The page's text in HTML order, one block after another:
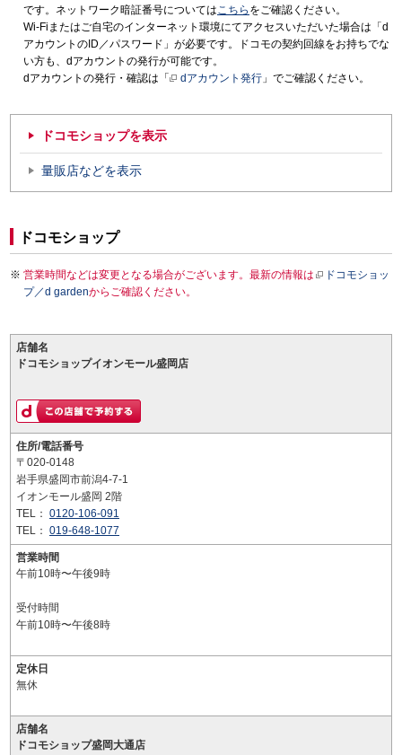
です。ネットワーク暗証番号についてはこちら をご確認ください。
Wi-Fiまたはご自宅のインターネット環境にてアクセスいただいた場合は「d
アカウントのID／パスワード」が必要です。ドコモの契約回線をお持ちでな
い方も、dアカウントの発行が可能です。
dアカウントの発行・確認は「
dアカウント発行 」でご確認ください。
ドコモショップを表示
量販店などを表示
ドコモショップ
営業時間などは変更となる場合がございます。最新の情報は
ドコモショッ
プ／d gardenからご確認ください。
店舗名
ドコモショップイオンモール盛岡店
住所/電話番号
〒020-0148
岩手県盛岡市前潟4-7-1
イオンモール盛岡 2階
TEL： 0120-106-091
TEL： 019-648-1077
営業時間
午前10時〜午後9時
受付時間
午前10時〜午後8時
定休日
無休
店舗名
ドコモショップ盛岡大通店